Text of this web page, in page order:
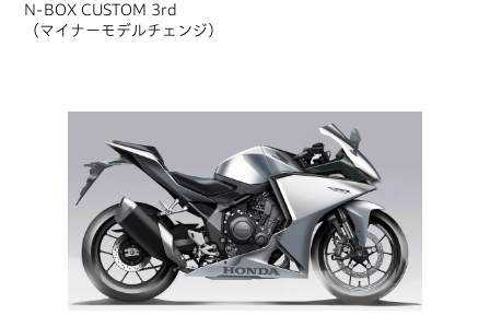
N-BOX CUSTOM 3rd
（マイナーモデルチェンジ）